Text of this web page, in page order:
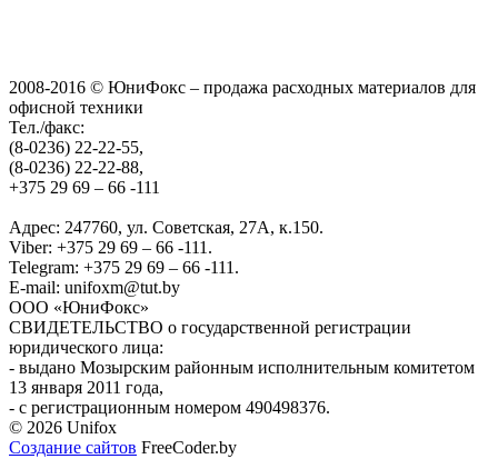
2008-2016 © ЮниФокс – продажа расходных материалов для
офисной техники
Тел./факс:
(8-0236) 22-22-55,
(8-0236) 22-22-88,
+375 29 69 – 66 -111
Адрес: 247760, ул. Советская, 27А, к.150.
Viber: +375 29 69 – 66 -111.
Telegram: +375 29 69 – 66 -111.
E-mail: unifoxm@tut.by
ООО «ЮниФокс»
СВИДЕТЕЛЬСТВО о государственной регистрации
юридического лица:
- выдано Мозырским районным исполнительным комитетом
13 января 2011 года,
- с регистрационным номером 490498376.
© 2026 Unifox
Создание сайтов FreeCoder.by